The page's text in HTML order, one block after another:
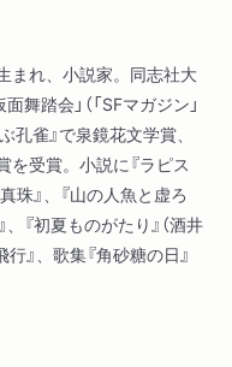
まれ、小説家。同志社大
踏会」（「SFマガジン」
孔雀』で泉鏡花文学賞、
受賞。小説に『ラピス
珠』、『山の人魚と虚ろ
『初夏ものがたり』（酒井
』、歌集『角砂糖の日』